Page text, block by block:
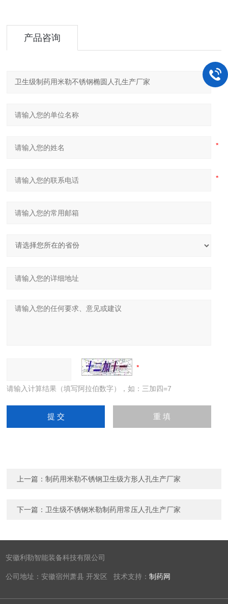
产品咨询
请输入计算结果（填写阿拉伯数字），如：三加四=7
上一篇：制药用米勒不锈钢卫生级方形人孔生产厂家
下一篇： 卫生级不锈钢米勒制药用常压人孔生产厂家
安徽利勒智能装备科技有限公司
公司地址：安徽宿州萧县 开发区 技术支持：制药网